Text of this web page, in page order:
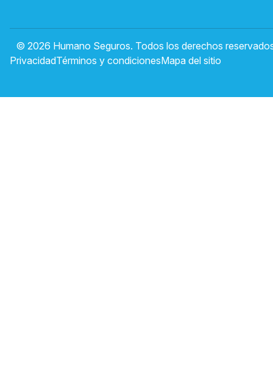
© 2026 Humano Seguros. Todos los derechos
PrivacidadTérminos y condicionesMapa del sitio